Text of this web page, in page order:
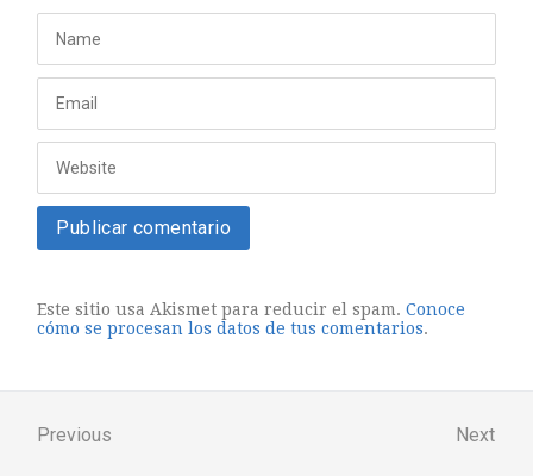
Este sitio usa Akismet para reducir el spam.Conoce
cómo se procesan los datos de tus comentarios.
Previous Next